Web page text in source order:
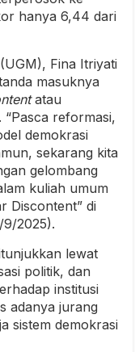
hanya 6,44 dari
Fina Itriyati
masuknya
atau
reformasi,
demokrasi
sekarang kita
gelombang
kuliah umum
Discontent” di
2025).
lewat
politik, dan
institusi
adanya jurang
sistem demokrasi